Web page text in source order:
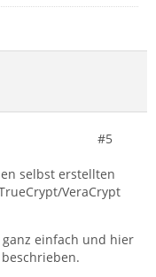
#5
selbst erstellten
VeraCrypt
einfach und hier
beschrieben.